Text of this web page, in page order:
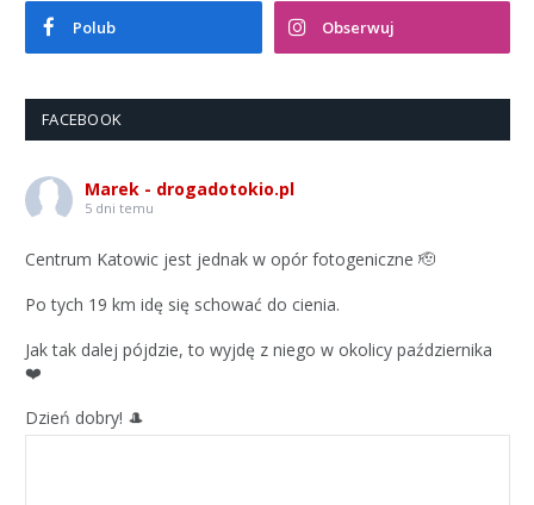
Polub Obserwuj
FACEBOOK
Marek - drogadotokio.pl
5 dni temu
Centrum Katowic jest jednak w opór fotogeniczne 🫡
Po tych 19 km idę się schować do cienia.
Jak tak dalej pójdzie, to wyjdę z niego w okolicy października
❤️
Dzień dobry! 🎩